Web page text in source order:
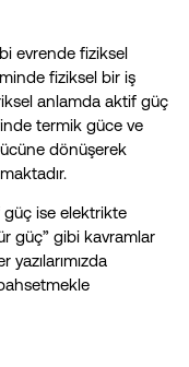
evrende fiziksel
fiziksel bir iş
anlamda aktif güç
termik güce ve
dönüşerek
ise elektrikte
güç” gibi kavramlar